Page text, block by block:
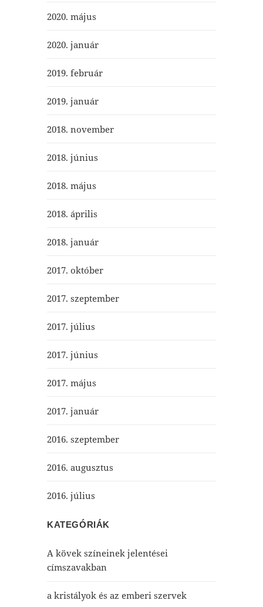
2020. május
2020. január
2019. február
2019. január
2018. november
2018. június
2018. május
2018. április
2018. január
2017. október
2017. szeptember
2017. július
2017. június
2017. május
2017. január
2016. szeptember
2016. augusztus
2016. július
KATEGÓRIÁK
A kövek színeinek jelentései
címszavakban
a kristályok és az emberi szervek